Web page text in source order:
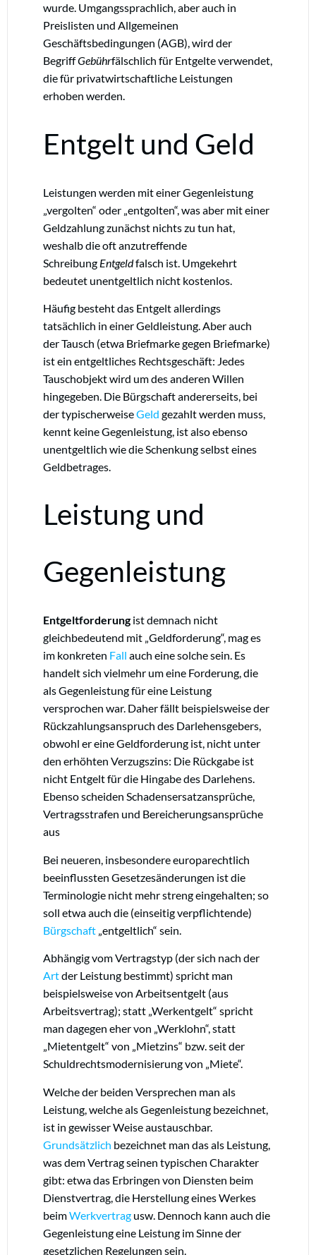
wurde. Umgangssprachlich, aber auch in
Preislisten und Allgemeinen
Geschäftsbedingungen (AGB), wird der
BegriffGebührfälschlich für Entgelte verwendet,
die für privatwirtschaftliche Leistungen
erhoben werden.
Entgelt und Geld
Leistungen werden mit einer Gegenleistung
„vergolten“ oder „entgolten“, was aber mit einer
Geldzahlung zunächst nichts zu tun hat,
weshalb die oft anzutreffende
Schreibung Entgeldfalsch ist. Umgekehrt
bedeutet unentgeltlich nicht kostenlos.
Häufig besteht das Entgelt allerdings
tatsächlich in einer Geldleistung. Aber auch
der Tausch (etwa Briefmarke gegen Briefmarke)
ist ein entgeltliches Rechtsgeschäft: Jedes
Tauschobjekt wird um des anderen Willen
hingegeben. Die Bürgschaft andererseits, bei
der typischerweiseGeld gezahlt werden muss,
kennt keine Gegenleistung, ist also ebenso
unentgeltlich wie die Schenkung selbst eines
Geldbetrages.
Leistung und
Gegenleistung
Entgeltforderungist demnach nicht
gleichbedeutend mit „Geldforderung“, mag es
im konkreten Fall auch eine solche sein. Es
handelt sich vielmehr um eine Forderung, die
als Gegenleistung für eine Leistung
versprochen war. Daher fällt beispielsweise der
Rückzahlungsanspruch des Darlehensgebers,
obwohl er eine Geldforderung ist, nicht unter
den erhöhten Verzugszins: Die Rückgabe ist
nicht Entgelt für die Hingabe des Darlehens.
Ebenso scheiden Schadensersatzansprüche,
Vertragsstrafen und Bereicherungsansprüche
aus
Bei neueren, insbesondere europarechtlich
beeinflussten Gesetzesänderungen ist die
Terminologie nicht mehr streng eingehalten; so
soll etwa auch die (einseitig verpflichtende)
Bürgschaft „entgeltlich“ sein.
Abhängig vom Vertragstyp (der sich nach der
Artder Leistung bestimmt) spricht man
beispielsweise von Arbeitsentgelt (aus
Arbeitsvertrag); statt „Werkentgelt“ spricht
man dagegen eher von „Werklohn“, statt
„Mietentgelt“ von „Mietzins“ bzw. seit der
Schuldrechtsmodernisierung von „Miete“.
Welche der beiden Versprechen man als
Leistung, welche als Gegenleistung bezeichnet,
ist in gewisser Weise austauschbar.
Grundsätzlich bezeichnet man das als Leistung,
was dem Vertrag seinen typischen Charakter
gibt: etwa das Erbringen von Diensten beim
Dienstvertrag, die Herstellung eines Werkes
beimWerkvertrag usw. Dennoch kann auch die
Gegenleistung eine Leistung im Sinne der
gesetzlichen Regelungen sein.